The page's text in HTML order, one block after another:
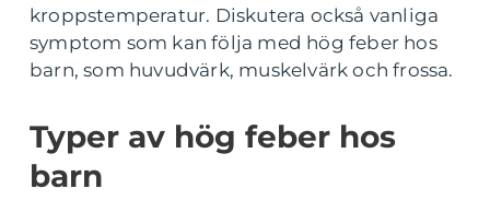
kroppstemperatur. Diskutera också vanliga
symptom som kan följa med hög feber hos
barn, som huvudvärk, muskelvärk och frossa.
Typer av hög feber hos
barn